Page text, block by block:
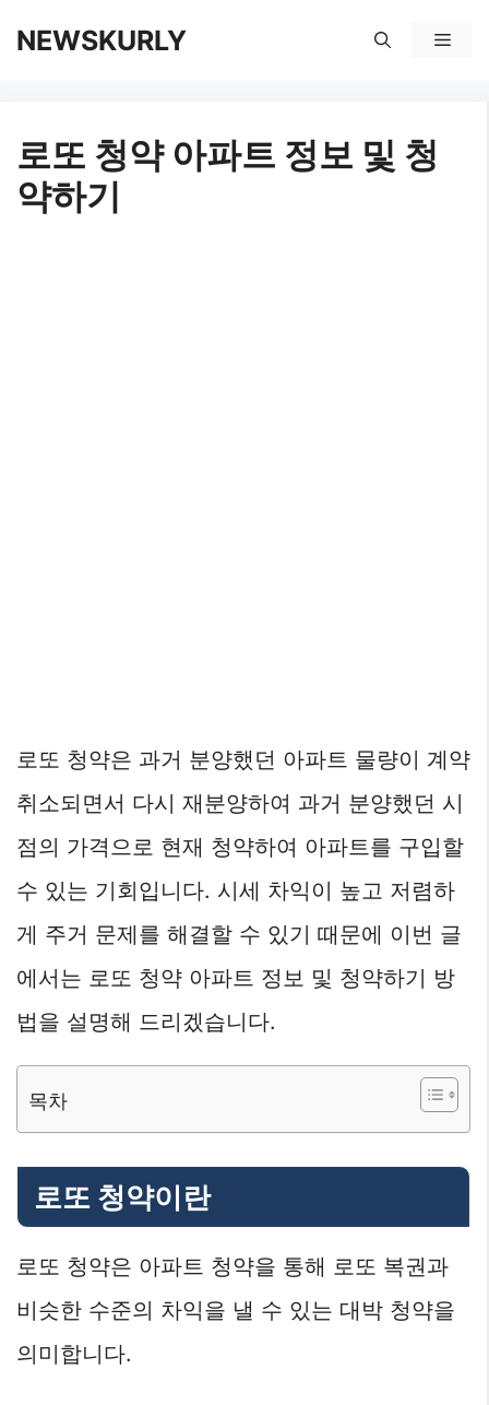
건
NEWSKURLY
메
로또 청약 아파트 정보 및 청
약하기
로또 청약은 과거 분양했던 아파트 물량이 계약
취소되면서 다시 재분양하여 과거 분양했던 시
점의 가격으로 현재 청약하여 아파트를 구입할
수 있는 기회입니다. 시세 차익이 높고 저렴하
게 주거 문제를 해결할 수 있기 때문에 이번 글
에서는 로또 청약 아파트 정보 및 청약하기 방
법을 설명해 드리겠습니다.
목차
로또 청약이란
로또 청약은 아파트 청약을 통해 로또 복권과
비슷한 수준의 차익을 낼 수 있는 대박 청약을
의미합니다.